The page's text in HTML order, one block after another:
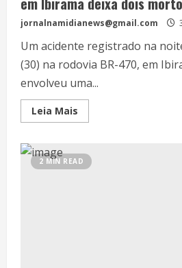
jornalnamidianews@gmail.com
Um acidente registrado na
(30) na rodovia BR-470, em
envolveu uma...
Leia Mais
2 MIN READ